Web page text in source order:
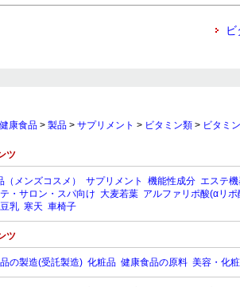
健康食品 > 製品 > サプリメント > ビタミン類 > ビタミ
ツ
（メンズコスメ） サプリメント 機能性成分 エステ
・サロン・スパ向け 大麦若葉 アルファリポ酸(αリポ
豆乳 寒天 車椅子
ツ
の製造(受託製造) 化粧品 健康食品の原料 美容・化